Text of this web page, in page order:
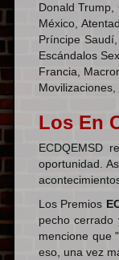
Donald
México,
Príncipe
Escándalos
Francia,
Movilizaciones,
Los En
ECDQEMSD
oportunidad.
Los Premios
pecho
mencione que
eso, una vez